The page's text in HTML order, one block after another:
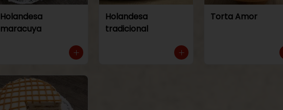
Holandesa
maracuya
Holandesa
tradicional
Torta Amor